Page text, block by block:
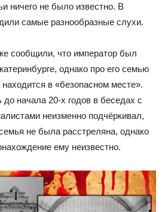
ничего не было известно. В
самые разнообразные слухи.
сообщили, что император был
однако про его семью
находится в «безопасном месте».
начала 20-х годов в беседах с
неизменно подчёркивал,
не была расстреляна, однако
ему неизвестно.